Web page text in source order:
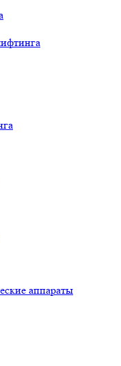
аппараты